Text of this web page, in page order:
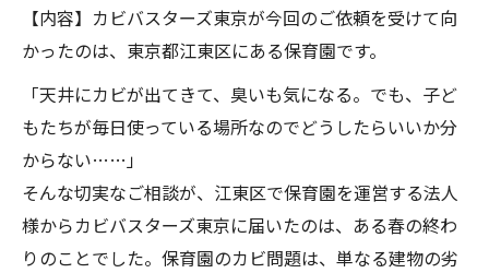
【内容】カビバスターズ東京が今回のご依頼を受けて向
かったのは、東京都江東区にある保育園です。
「天井にカビが出てきて、臭いも気になる。でも、子ど
もたちが毎日使っている場所なのでどうしたらいいか分
からない……」
そんな切実なご相談が、江東区で保育園を運営する法人
様からカビバスターズ東京に届いたのは、ある春の終わ
りのことでした。保育園のカビ問題は、単なる建物の劣